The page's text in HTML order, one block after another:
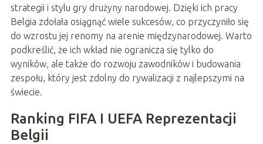
strategii i stylu gry drużyny narodowej. Dzięki ich pracy
Belgia zdołała osiągnąć wiele sukcesów, co przyczyniło się
do wzrostu jej renomy na arenie międzynarodowej. Warto
podkreślić, że ich wkład nie ogranicza się tylko do
wyników, ale także do rozwoju zawodników i budowania
zespołu, który jest zdolny do rywalizacji z najlepszymi na
świecie.
Ranking FIFA I UEFA Reprezentacji
Belgii